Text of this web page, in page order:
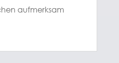
aufmerksam